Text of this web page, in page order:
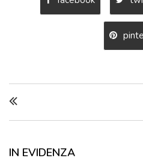
IN EVIDENZA